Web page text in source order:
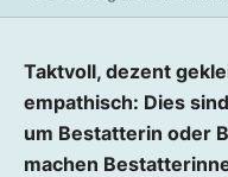
Taktvoll, dezent
empathisch: Dies
um Bestatterin oder
machen